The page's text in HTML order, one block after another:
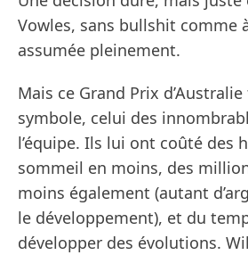
Vowles, sans bullshit comme
assumée pleinement.
Mais ce Grand Prix
symbole, celui des
l’équipe. Ils lui ont coûté des
sommeil en moins, des
moins également (autant
le développement), et du
développer des évolutions.